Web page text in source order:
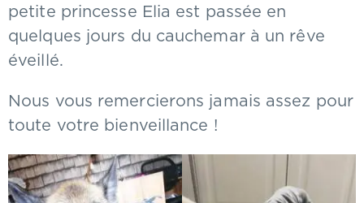
petite princesse Elia est passée en
quelques jours du cauchemar à un rêve
éveillé.
Nous vous remercierons jamais assez pour
toute votre bienveillance !